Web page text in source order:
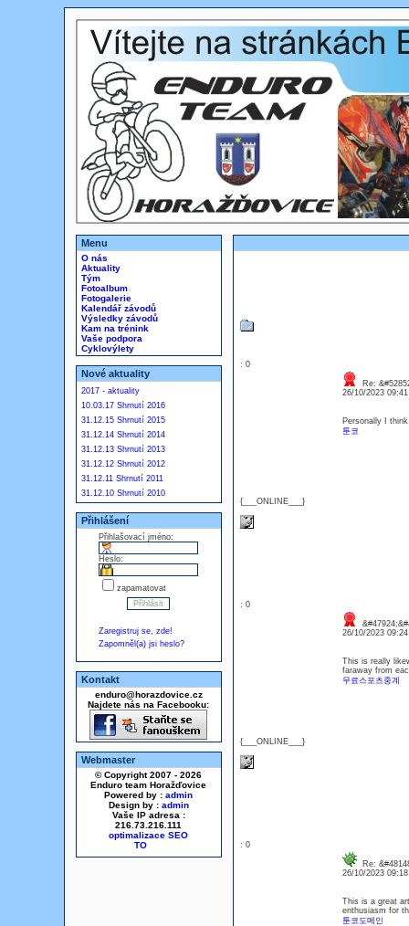
Menu
O nás
Aktuality
Tým
Fotoalbum
Fotogalerie
Kalendář závodů
Výsledky závodů
Kam na trénink
Vaše podpora
Cyklovýlety
Nové aktuality
2017 - aktuality
10.03.17 Shrnutí 2016
31.12.15 Shrnutí 2015
31.12.14 Shrnutí 2014
31.12.13 Shrnutí 2013
31.12.12 Shrnutí 2012
31.12.11 Shrnutí 2011
31.12.10 Shrnutí 2010
Přihlášení
Přihlašovací jméno:
Heslo:
zapamatovat
Zaregistruj se, zde!
Zapomněl(a) jsi heslo?
Kontakt
enduro@horazdovice.cz
Najdete nás na Facebooku:
Webmaster
© Copyright 2007 - 2026
Enduro team Horažďovice
Powered by : admin
Design by : admin
Vaše IP adresa :
216.73.216.111
optimalizace SEO
: 0
{___ONLINE___}
Re:
26/10/2023
Personally I
툰코
: 0
{___ONLINE___}
26/10/2023
This is really
faraway from
무료스포츠중계
: 0
Re:
26/10/2023
This is a great
enthusiasm for
툰코도메인